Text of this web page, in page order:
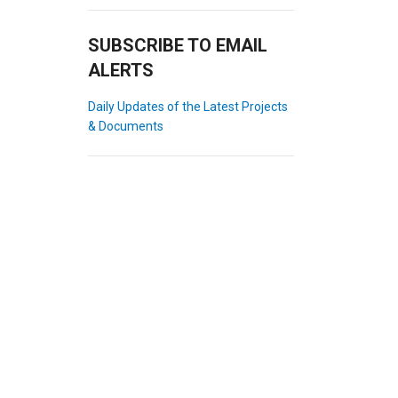
SUBSCRIBE TO EMAIL
ALERTS
Daily Updates of the Latest Projects
& Documents